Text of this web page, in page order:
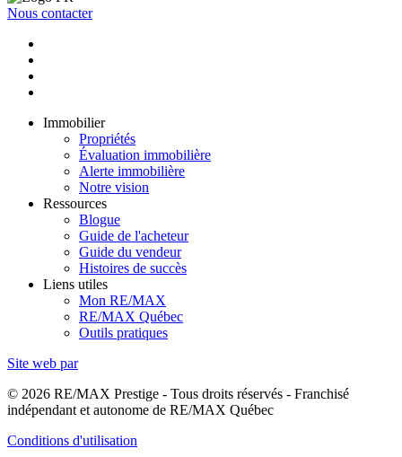
Nous contacter
Immobilier
Propriétés
Évaluation immobilière
Alerte immobilière
Notre vision
Ressources
Blogue
Guide de l'acheteur
Guide du vendeur
Histoires de succès
Liens utiles
Mon RE/MAX
RE/MAX Québec
Outils pratiques
Site web par
© 2026 RE/MAX Prestige - Tous droits réservés - Franchisé
indépendant et autonome de RE/MAX Québec
Conditions d'utilisation